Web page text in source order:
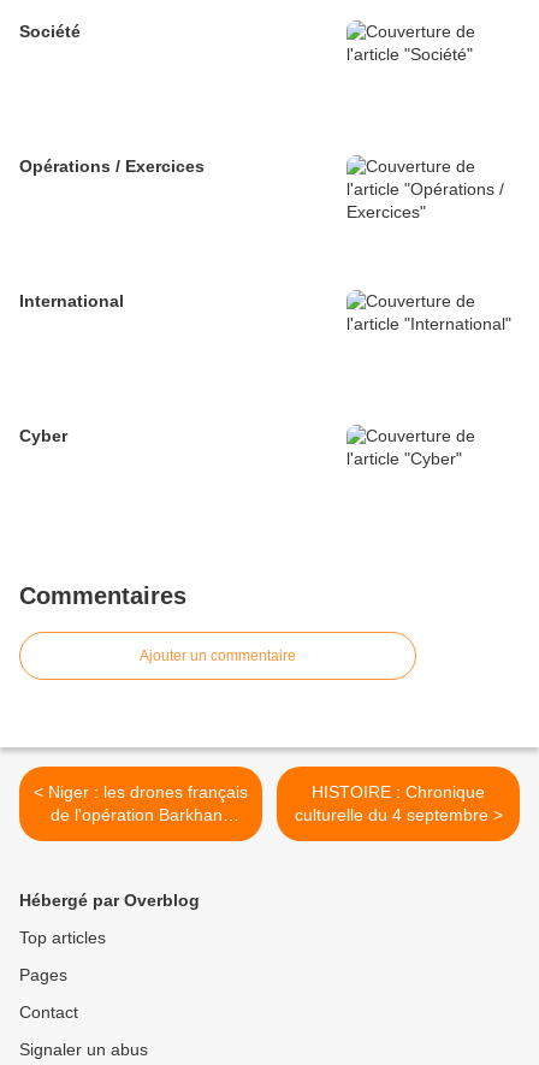
Société
Opérations / Exercices
International
Cyber
Commentaires
Ajouter un commentaire
< Niger : les drones français
de l'opération Barkhane
seront bientôt armés de
HISTOIRE : Chronique
culturelle du 4 septembre >
Hébergé par Overblog
Top articles
Pages
Contact
Signaler un abus